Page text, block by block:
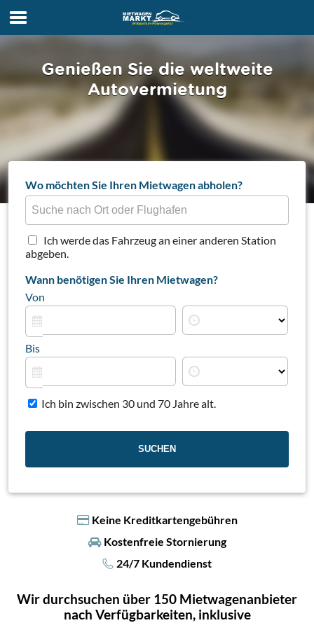
Genießen Sie die weltweite
Autovermietung
Wo möchten Sie Ihren Mietwagen abholen?
Ich werde das Fahrzeug an einer anderen Station
abgeben.
Wann benötigen Sie Ihren Mietwagen?
Von
Bis
Ich bin zwischen 30 und 70 Jahre alt.
Keine Kreditkartengebühren
Kostenfreie Stornierung
24/7 Kundendienst
Wir durchsuchen über 150 Mietwagenanbieter
nach Verfügbarkeiten, inklusive